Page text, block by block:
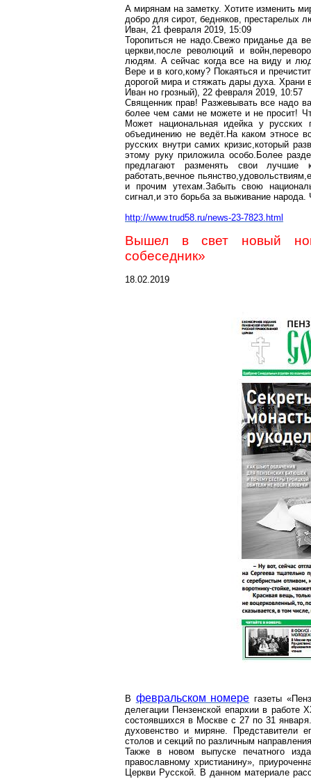
А мирянам на заметку. Хотите изменить
добро для сирот, бедняков, престарелых
Иван, 21 февраля 2019, 15:09
Торопиться не надо.Свежоприданье да
церкви,после революций и
людям. А сейчас когда все на виду и
Вере и в кого,кому? Покаяться и
дорогой мира и стяжать дары духа. Храни
Иван но грозный), 22 февраля 2019, 10:57
Священник прав! Разжевывать все надо
более чем сами неможете и не просит!
Может национальная идейка у
объединению не ведёт.Накаком этносе
русских внутри самихкризис,который
этому руку приложила особо.Более
предлагают разменять свои
работать,вечное
и прочим утехам.Забытьсвою
сигнал,и это борьба за выживание
http://www.trud58.ru/news-23-7823.html
Вышел в свет новый
собеседник»
18.02.2019
В февральском номере газеты
делегации Пензенской епархии в работе
состоявшихся в Москве с 27 по 31
духовенство и миряне. Представители
столов и секций по различным
Также в новом выпуске печатного
православному христианину»,
Церкви Русской. В данном материале